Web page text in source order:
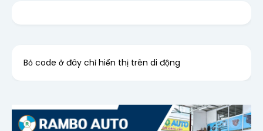
Bỏ code ở đây chỉ hiển thị trên di động